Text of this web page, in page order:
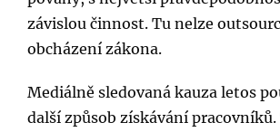
závislou činnost. Tu nelze
obcházení zákona.
Mediálně sledovaná kauza letos
další způsob získávání